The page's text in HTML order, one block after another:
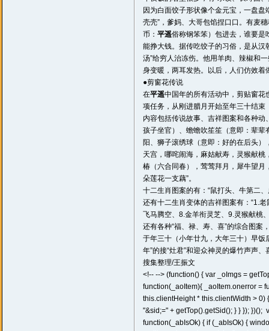
因为白面饺子形状像个金元宝，一盘盘
壳壳”，爹妈、大哥包馅捏口口。有麦
币： 平遥俗称钢笨笨）包进去，谁要是
能挣大钱。据传吃饺子的习俗，是从
汤”给穷人治冻伤。他用羊肉、辣椒和
身变暖，两耳发热。以后，人们仿效着
●剪窗花传说
在平遥中国年的所有活动中，剪贴窗花
项任务，从刚进腊月开始至年三十结束
内容包括传说故事、吉祥图案和各种
孩子坐官）、蟾蟾吹笙笙（意即：辈
阳、狮子滚绣球（意即：好的在后头
天宫，哪咤闹海，麻姑献寿，灵猴献
椿（六合同春），莺莺拜月，犀牛望
朵莲花一支藕”。
十二生肖图案的有：“鼠打头、牛第二
还有十二生肖变体的吉祥图案有：“1.
飞马腾空、8.金羊衔灵芝、9.灵猴献桃
还有各种“福、禄、寿、喜”的综合图案
于年三十（小年廿九，大年三十）早
年”的接“灶君”和迎众神灵的爆竹声声、
搜集整理/王振文
<!-- --> (function() { var _oImgs =
function(_aoItem){ _aoItem.onerror =
this.clientHeight * this.clientWidth >
"&sid;=" + getTop().getSid(); } } }); })();
function(_abIsOk) { if (_abIsOk) {